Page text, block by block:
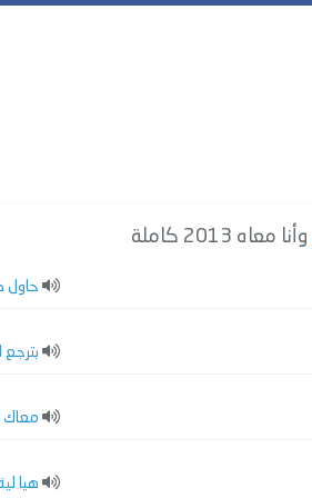
وأنا معاه 2013 كاملة
حاول
بترجع
معاك
هيا